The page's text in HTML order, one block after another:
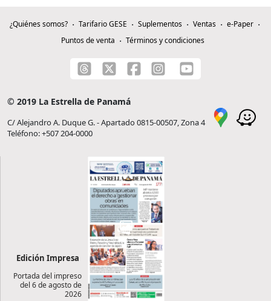
¿Quiénes somos? Tarifario GESE Suplementos Ventas
e-Paper
Puntos de venta
Términos y condiciones
© 2019 La Estrella de Panamá
C/ Alejandro A. Duque G. - Apartado 0815-00507, Zona 4
Teléfono: +507 204-0000
Edición Impresa
Portada del impreso
del 6 de agosto de
2026